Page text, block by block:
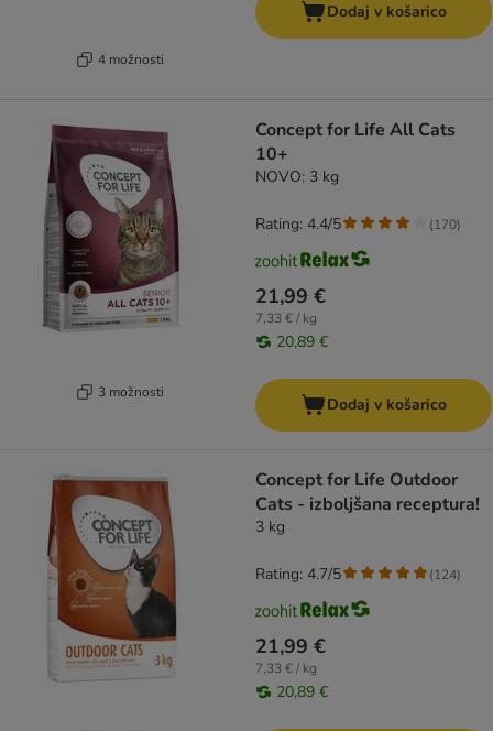
4 možnosti
Dodaj v košarico
3 možnosti
Concept for Life All Cats
10+
NOVO: 3 kg
21,99 €
7,33 € / kg
20,89 €
Rating: 4.4/5 (170)
Dodaj v košarico
Concept for Life Outdoor
Cats - izboljšana receptura!
3 kg
21,99 €
7,33 € / kg
20,89 €
Rating: 4.7/5 (124)